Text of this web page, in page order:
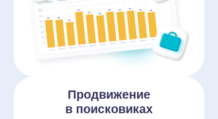
Записи на терапию, ортодонтию
и протезирование
Узкопрофильные клиники
Приводим пациентов на ЭКО,
пластические операции и мн. др
Эстетические
Продвигаем косметологические
и beauty-процедуры